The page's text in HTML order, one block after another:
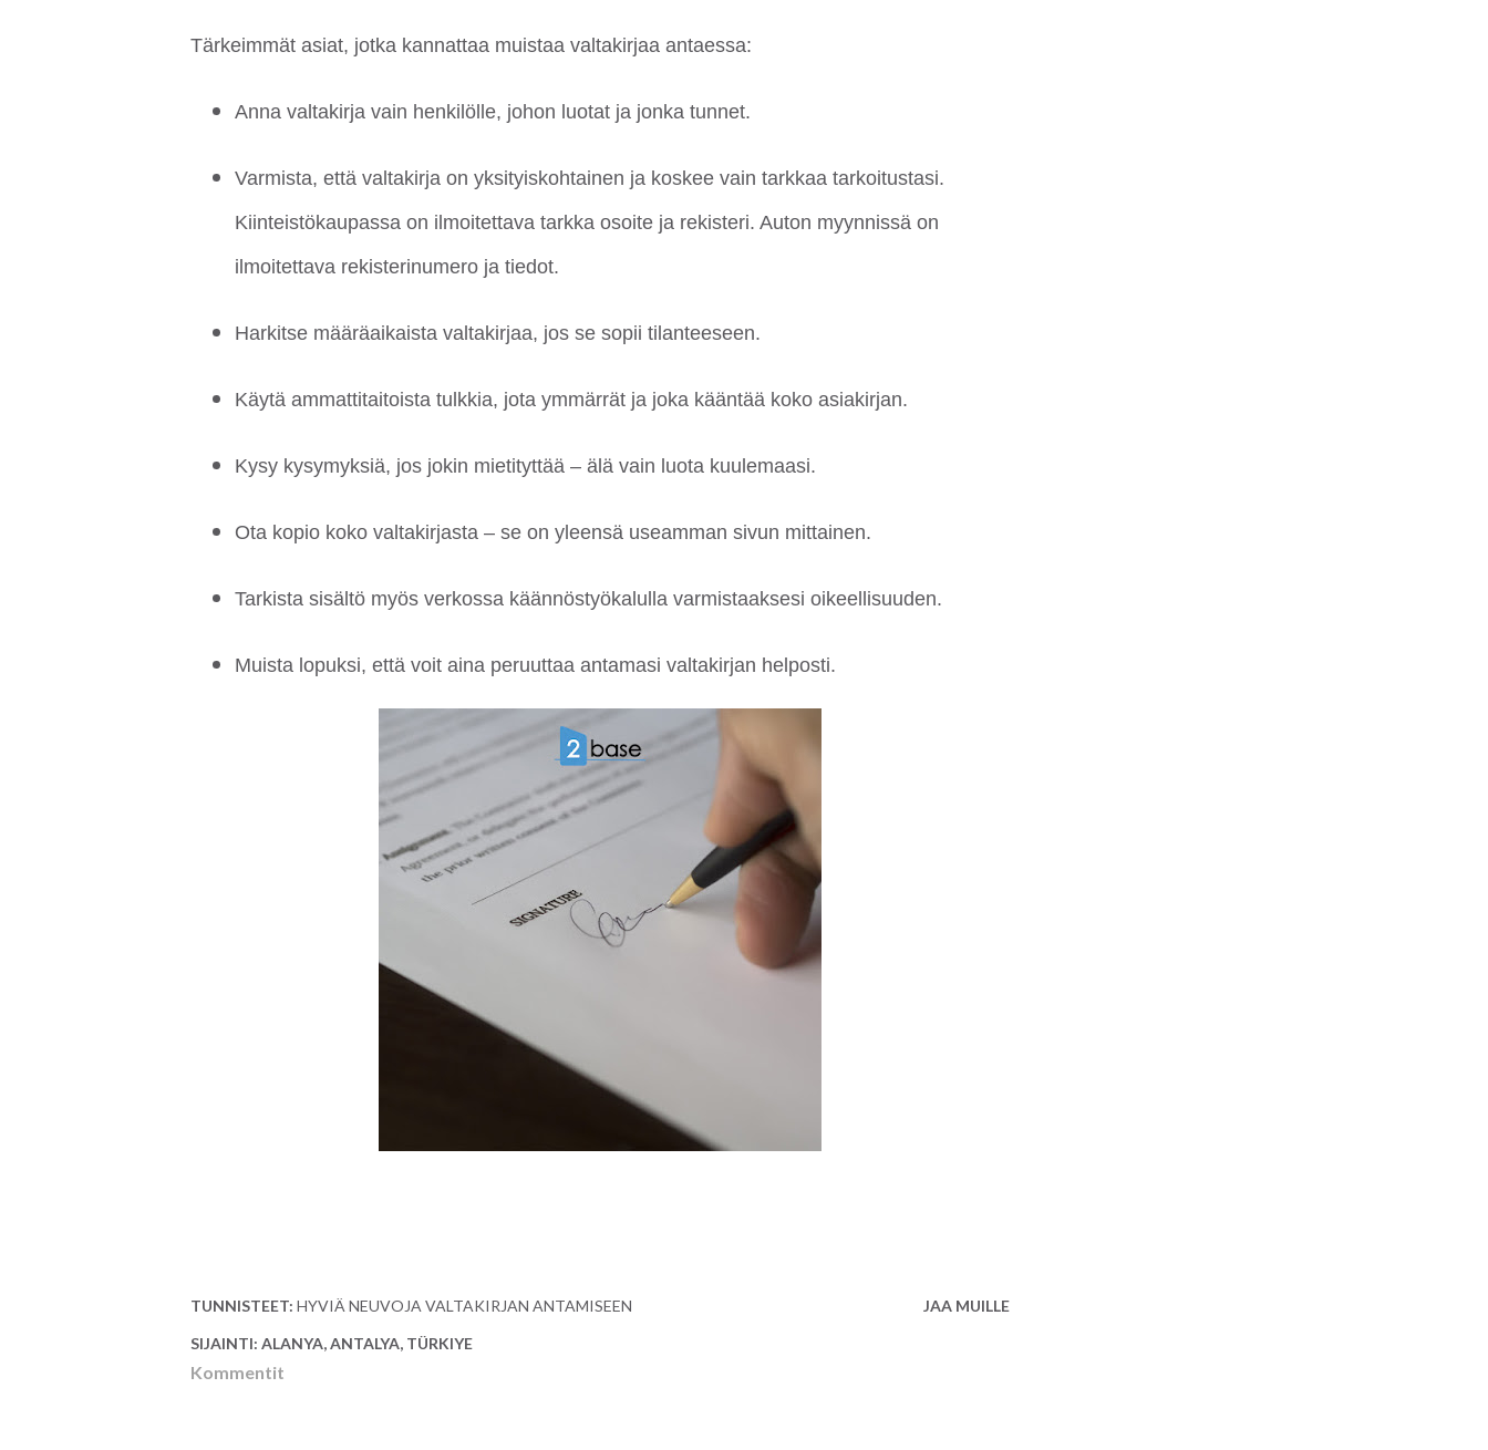
Tärkeimmät asiat, jotka kannattaa muistaa valtakirjaa antaessa:
Anna valtakirja vain henkilölle, johon luotat ja jonka tunnet.
Varmista, että valtakirja on yksityiskohtainen ja koskee vain tarkkaa tarkoitustasi.
Kiinteistökaupassa on ilmoitettava tarkka osoite ja rekisteri. Auton myynnissä on
ilmoitettava rekisterinumero ja tiedot.
Harkitse määräaikaista valtakirjaa, jos se sopii tilanteeseen.
Käytä ammattitaitoista tulkkia, jota ymmärrät ja joka kääntää koko asiakirjan.
Kysy kysymyksiä, jos jokin mietityttää – älä vain luota kuulemaasi.
Ota kopio koko valtakirjasta – se on yleensä useamman sivun mittainen.
Tarkista sisältö myös verkossa käännöstyökalulla varmistaaksesi oikeellisuuden.
Muista lopuksi, että voit aina peruuttaa antamasi valtakirjan helposti.
TUNNISTEET: HYVIÄ NEUVOJA VALTAKIRJAN ANTAMISEEN
SIJAINTI: ALANYA, ANTALYA, TÜRKIYE
JAA MUILLE
Kommentit